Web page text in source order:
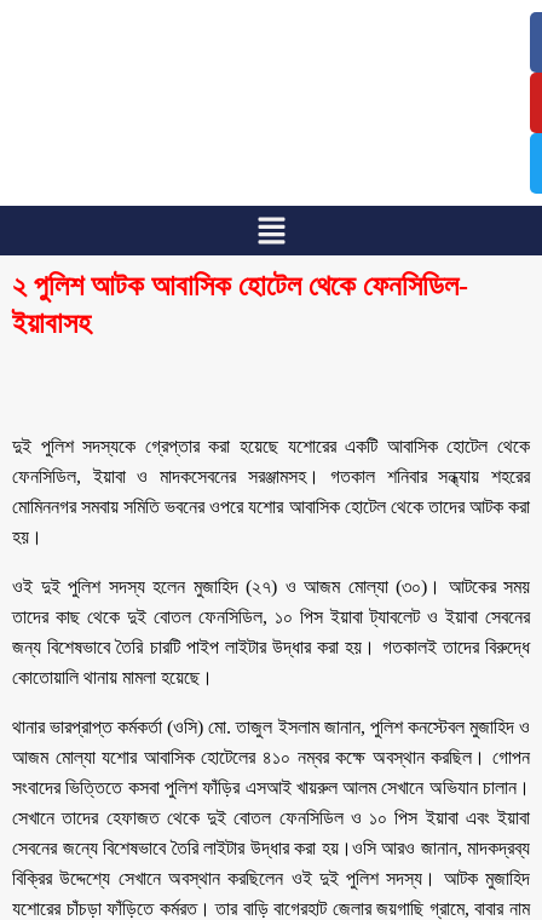
২ পুলিশ আটক আবাসিক হোটেল থেকে ফেনসিডিল-
ইয়াবাসহ
দুই পুলিশ সদস্যকে গ্রেপ্তার করা হয়েছে যশোরের একটি আবাসিক হোটেল থেকে
ফেনসিডিল, ইয়াবা ও মাদকসেবনের সরঞ্জামসহ। গতকাল শনিবার সন্ধ্যায় শহরের
মোমিননগর সমবায় সমিতি ভবনের ওপরে যশোর আবাসিক হোটেল থেকে তাদের আটক করা
হয়।
ওই দুই পুলিশ সদস্য হলেন মুজাহিদ (২৭) ও আজম মোল্যা (৩০)। আটকের সময়
তাদের কাছ থেকে দুই বোতল ফেনসিডিল, ১০ পিস ইয়াবা ট্যাবলেট ও ইয়াবা সেবনের
জন্য বিশেষভাবে তৈরি চারটি পাইপ লাইটার উদ্ধার করা হয়। গতকালই তাদের বিরুদ্ধে
কোতোয়ালি থানায় মামলা হয়েছে।
থানার ভারপ্রাপ্ত কর্মকর্তা (ওসি) মো. তাজুল ইসলাম জানান, পুলিশ কনস্টেবল মুজাহিদ ও
আজম মোল্যা যশোর আবাসিক হোটেলের ৪১০ নম্বর কক্ষে অবস্থান করছিল। গোপন
সংবাদের ভিত্তিতে কসবা পুলিশ ফাঁড়ির এসআই খায়রুল আলম সেখানে অভিযান চালান।
সেখানে তাদের হেফাজত থেকে দুই বোতল ফেনসিডিল ও ১০ পিস ইয়াবা এবং ইয়াবা
সেবনের জন্যে বিশেষভাবে তৈরি লাইটার উদ্ধার করা হয়।ওসি আরও জানান, মাদকদ্রব্য
বিক্রির উদ্দেশ্যে সেখানে অবস্থান করছিলেন ওই দুই পুলিশ সদস্য। আটক মুজাহিদ
যশোরের চাঁচড়া ফাঁড়িতে কর্মরত। তার বাড়ি বাগেরহাট জেলার জয়গাছি গ্রামে, বাবার নাম